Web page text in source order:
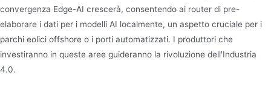
convergenza Edge-AI crescerà, consentendo ai router di pre-
elaborare i dati per i modelli AI localmente, un aspetto cruciale per i
parchi eolici offshore o i porti automatizzati. I produttori che
investiranno in queste aree guideranno la rivoluzione dell'Industria
4.0.